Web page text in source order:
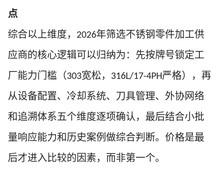
点
综合以上维度， 2026年筛选不锈钢零件加工供
应商的核心逻辑可以归纳为：先按牌号锁定工
厂能力门槛（303宽松， 316L/17-4PH严格），再
从设备配置、冷却系统、刀具管理、外协网络
和追溯体系五个维度逐项确认，最后结合小批
量响应能力和历史案例做综合判断。价格是最
后才进入比较的因素，而非第一个。